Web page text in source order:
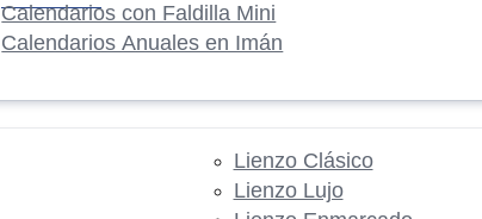
Calendarios con Faldilla Mini
Calendarios Anuales en Imán
Lienzo Clásico
Lienzo Lujo